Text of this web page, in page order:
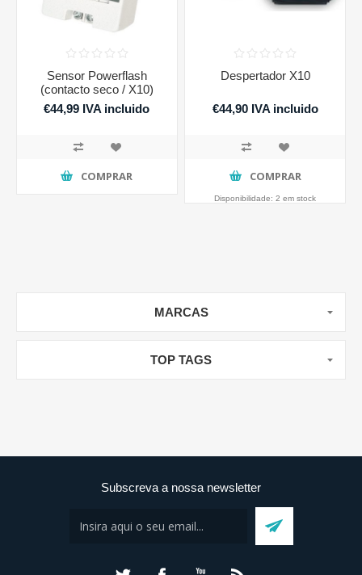
Sensor Powerflash
(contacto seco / X10)
€44,99 IVA incluido
COMPRAR
Despertador X10
€44,90 IVA incluido
COMPRAR
Disponibilidade: 2 em stock
MARCAS
TOP TAGS
Subscreva a nossa newsletter